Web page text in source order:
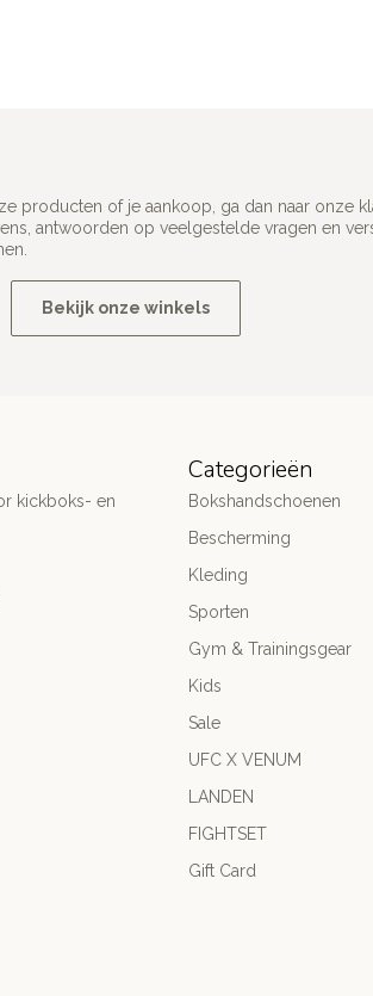
producten of je aankoop, ga dan naar onze
antwoorden op veelgestelde vragen en
Bekijk onze winkels
kickboks- en
Categorieën
Bokshandschoenen
Bescherming
Kleding
Sporten
Gym & Trainingsgear
Kids
Sale
UFC X VENUM
LANDEN
FIGHTSET
Gift Card